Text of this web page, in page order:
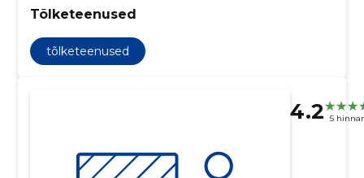
Tõlketeenused
tõlketeenused
4.2 5